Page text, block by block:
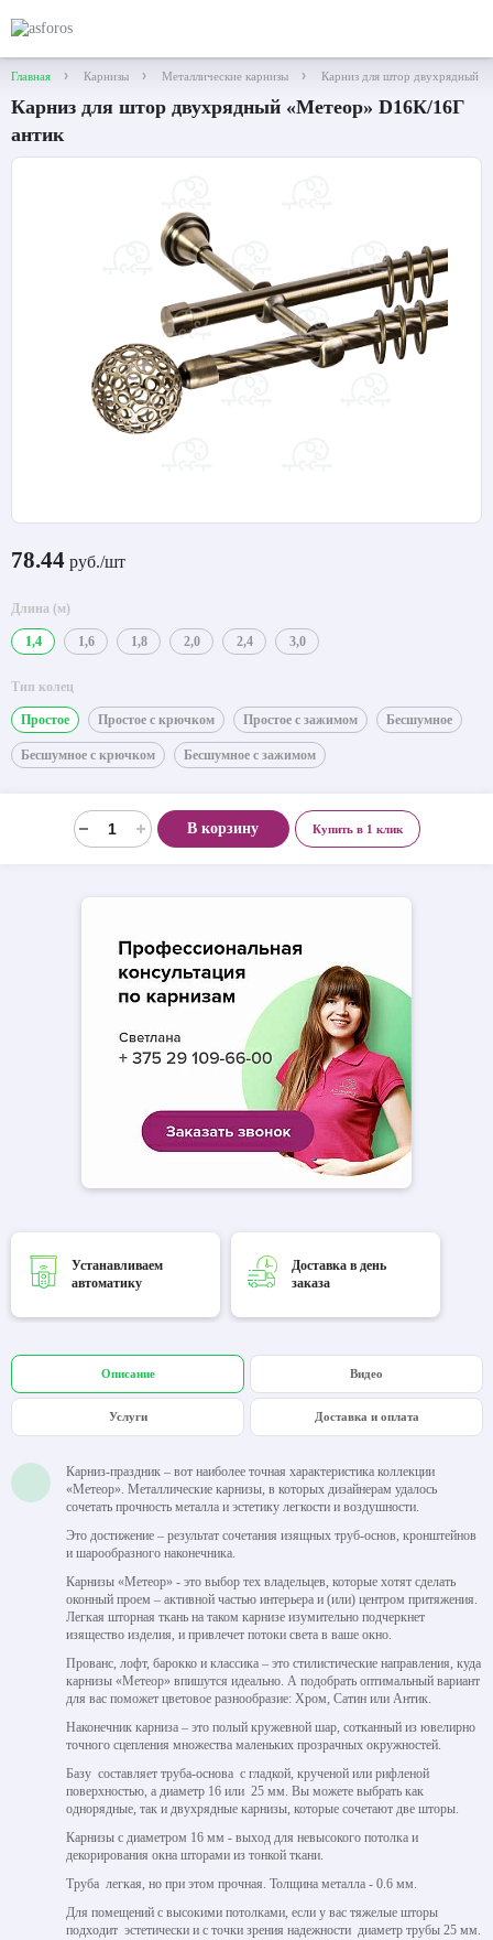
Главная Карнизы Металлические карнизы Карниз для штор двухрядный
Карниз для штор двухрядный «Метеор» D16К/16Г
антик
78.44 руб./шт
Длина (м)
1,4 1,6 1,8 2,0 2,4 3,0
Тип колец
Простое Простое с крючком Простое с зажимом Бесшумное
Бесшумное с крючком Бесшумное с зажимом
В корзину Купить в 1 клик
Устанавливаем
автоматику
Доставка в день
заказа
Описание Видео
Услуги Доставка и оплата
Карниз-праздник – вот наиболее точная характеристика коллекции
«Метеор». Металлические карнизы, в которых дизайнерам удалось
сочетать прочность металла и эстетику легкости и воздушности.
Это достижение – результат сочетания изящных труб-основ, кронштейнов
и шарообразного наконечника.
Карнизы «Метеор» - это выбор тех владельцев, которые хотят сделать
оконный проем – активной частью интерьера и (или) центром притяжения.
Легкая шторная ткань на таком карнизе изумительно подчеркнет
изящество изделия, и привлечет потоки света в ваше окно.
Прованс, лофт, барокко и классика – это стилистические направления, куда
карнизы «Метеор» впишутся идеально. А подобрать оптимальный вариант
для вас поможет цветовое разнообразие: Хром, Сатин или Антик.
Наконечник карниза – это полый кружевной шар, сотканный из ювелирно
точного сцепления множества маленьких прозрачных окружностей.
Базу составляет труба-основа с гладкой, крученой или рифленой
поверхностью, а диаметр 16 или 25 мм. Вы можете выбрать как
однорядные, так и двухрядные карнизы, которые сочетают две шторы.
Карнизы с диаметром 16 мм - выход для невысокого потолка и
декорирования окна шторами из тонкой ткани.
Труба легкая, но при этом прочная. Толщина металла - 0.6 мм.
Для помещений с высокими потолками, если у вас тяжелые шторы
подходит эстетически и с точки зрения надежности диаметр трубы 25 мм.